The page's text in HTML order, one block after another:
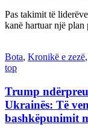
Pas takimit të
kanë hartuar një
Bota, Kronikë e zezë,
top
Trump
Ukrainës: Të
bashkëpunimit